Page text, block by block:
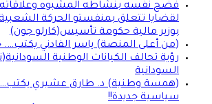
فضح نفسه بنشاطه المشبوه
لقضايا تتعلق بمنفستو الحركة
بوزير مالية حكومة تأسيس(كارلو جون)
(من أعلى المنصة) ياسر الفادني
رؤية تحالف الكيانات الوطنية
السودانية
(همسة وطنية) د. طارق عشيري
سياسية جديدة!!